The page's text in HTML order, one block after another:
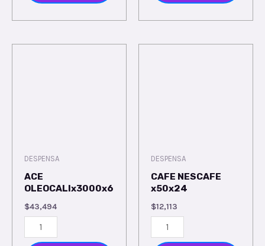
DESPENSA
ACE
OLEOCALIx3000x6
$43,494
DESPENSA
CAFE NESCAFE
x50x24
$12,113